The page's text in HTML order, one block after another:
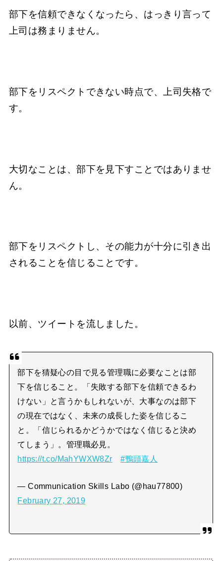
部下を信頼できなくなったら、はっきり言って
上司は務まりません。
部下をリスペクトできない時点で、上司失格で
す。
大切なことは、部下を見下すことではありませ
ん。
部下をリスペクトし、その能力が十分に引き出
されることを信じることです。
以前、ツイートを流しました。
部下を猜疑心の目で見る管理職に必要なことは部
下を信じること。「失敗する部下を信頼できるわ
けない」と言うかもしれないが、大事なのは部下
の現在ではなく、未来の成長した姿を信じるこ
と。「信じられるかどうかではなく信じると決め
てしまう」。管理職必見。
https://t.co/MahYWXW8Zr
#鴨頭嘉人
— Communication Skills Labo (@hau77800)
February 27, 2019